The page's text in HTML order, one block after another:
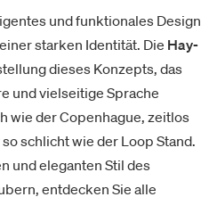
und funktionales Design
starken Identität. Die Hay-
dieses Konzepts, das
und vielseitige Sprache
wie der Copenhague, zeitlos
schlicht wie der Loop Stand.
und eleganten Stil des
entdecken Sie alle